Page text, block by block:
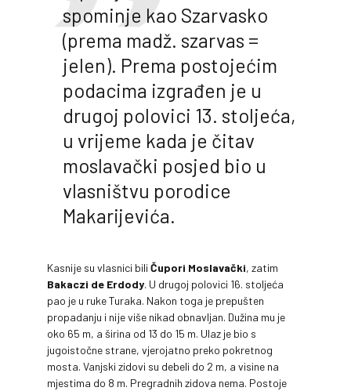
spominje kao Szarvasko
(prema madž. szarvas =
jelen). Prema postojećim
podacima izgrađen je u
drugoj polovici 13. stoljeća,
u vrijeme kada je čitav
moslavački posjed bio u
vlasništvu porodice
Makarijevića.
Kasnije su vlasnici bili Čupori Moslavački, zatim
Bakaczi de Erdody. U drugoj polovici 16. stoljeća
pao je u ruke Turaka. Nakon toga je prepušten
propadanju i nije više nikad obnavljan. Dužina mu je
oko 65 m, a širina od 13 do 15 m. Ulaz je bio s
jugoistočne strane, vjerojatno preko pokretnog
mosta. Vanjski zidovi su debeli do 2 m, a visine na
mjestima do 8 m. Pregradnih zidova nema. Postoje